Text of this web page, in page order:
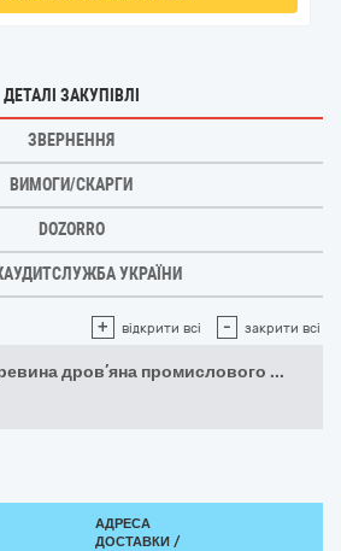
ДЕТАЛІ ЗАКУПІВЛІ
ЗВЕРНЕННЯ
ВИМОГИ/СКАРГИ
DOZORRO
УКРАЇНИ
+ відкрити всі - закрити всі
дров’яна промислового ...
АДРЕСА
ДОСТАВКИ /